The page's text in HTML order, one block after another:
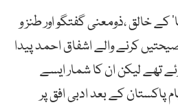
کے خالق ،ذومعنی گفتگو اور طنز و
کرنے والے اشفاق احمد پیدا
تھے لیکن ان کا شمار ایسے
پاکستان کے بعد ادبی افق پر